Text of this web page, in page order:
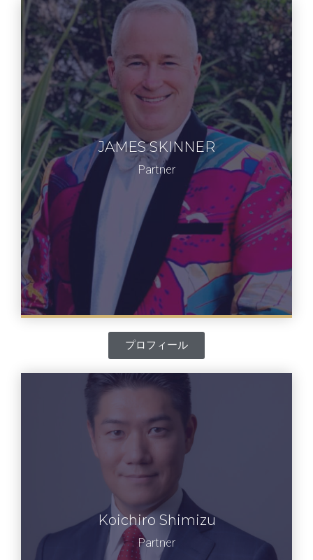
JAMES SKINNER
Partner
ジェームス・スキナー
特別教員 世界的経営コンサルタント、 AI教
育スペシャリスト 350万部ベストセラー作
家、神秘家
プロフィール
Koichiro Shimizu
Partner
清水 康一朗
特別教員 ラーニングエッジ株式会社代表取
締役。「セミナーズ」の総合プロデューサ
ー。